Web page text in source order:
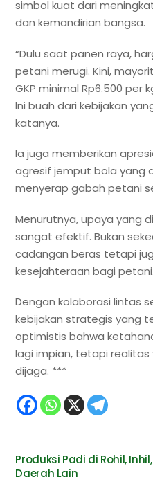
simbol kuat dari
dan kemandirian bangsa.
“Dulu saat panen raya,
petani merugi. Kini,
GKP minimal Rp6.500 per
Ini buah dari kebijakan
katanya.
Ia juga memberikan
agresif jemput bola yang
menyerap gabah petani
Menurutnya, upaya yang
sangat efektif. Bukan
cadangan beras tetapi
kesejahteraan bagi petani.
Dengan kolaborasi lintas
kebijakan strategis yang
optimistis bahwa
lagi impian, tetapi
dijaga. ***
Produksi Padi di Rohil,
Daerah Lain